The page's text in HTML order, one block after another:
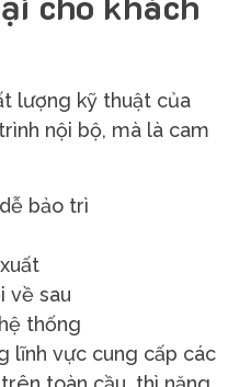
lượng kỹ thuật của
nội bộ, mà là cam
bảo trì
về sau
thống
lĩnh vực cung cấp các